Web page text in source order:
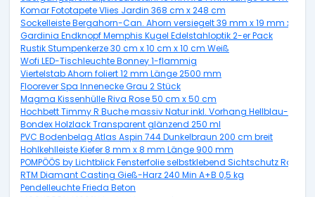
Komar Fototapete Vlies Jardin 368 cm x 248 cm
Sockelleiste Bergahorn-Can. Ahorn versiegelt 39 mm x 19 mm x
Gardinia Endknopf Memphis Kugel Edelstahloptik 2-er Pack
Rustik Stumpenkerze 30 cm x 10 cm x 10 cm Weiß
Wofi LED-Tischleuchte Bonney 1-flammig
Viertelstab Ahorn foliert 12 mm Länge 2500 mm
Floorever Spa Innenecke Grau 2 Stück
Magma Kissenhülle Riva Rose 50 cm x 50 cm
Hochbett Timmy R Buche massiv Natur inkl. Vorhang Hellblau-
Bondex Holzlack Transparent glänzend 250 ml
PVC Bodenbelag Atlas Aspin 744 Dunkelbraun 200 cm breit
Hohlkehlleiste Kiefer 8 mm x 8 mm Länge 900 mm
POMPÖÖS by Lichtblick Fensterfolie selbstklebend Sichtschutz Rot 50
RTM Diamant Casting Gieß-Harz 240 Min A+B 0,5 kg
Pendelleuchte Frieda Beton